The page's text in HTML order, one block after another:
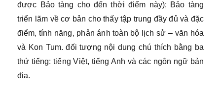
được Bảo tàng cho đến thời điểm này); Bảo tàng
triển lãm về cơ bản cho thấy tập trung đầy đủ và đặc
điểm, tính năng, phản ánh toàn bộ lịch sử – văn hóa
và Kon Tum. đối tượng nội dung chú thích bằng ba
thứ tiếng: tiếng Việt, tiếng Anh và các ngôn ngữ bản
địa.